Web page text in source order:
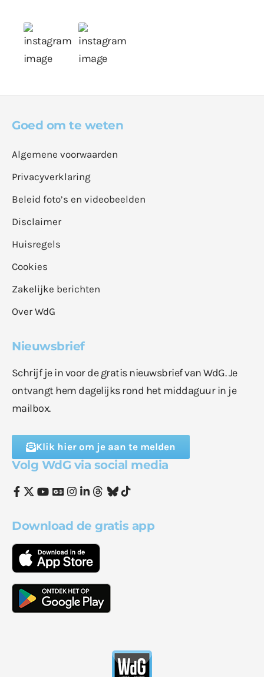
Goed om te weten
Algemene voorwaarden
Privacyverklaring
Beleid foto’s en videobeelden
Disclaimer
Huisregels
Cookies
Zakelijke berichten
Over WdG
Nieuwsbrief
Schrijf je in voor de gratis nieuwsbrief van WdG. Je
ontvangt hem dagelijks rond het middaguur in je
mailbox.
Klik hier om je aan te melden
Volg WdG via social media
Download de gratis app